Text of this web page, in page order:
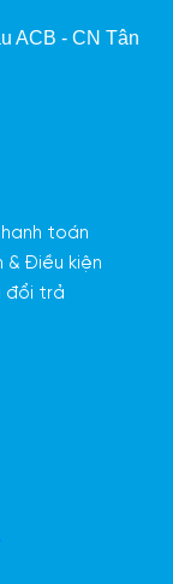
ACB - CN Tân
toán
& Điều kiện
đổi trả